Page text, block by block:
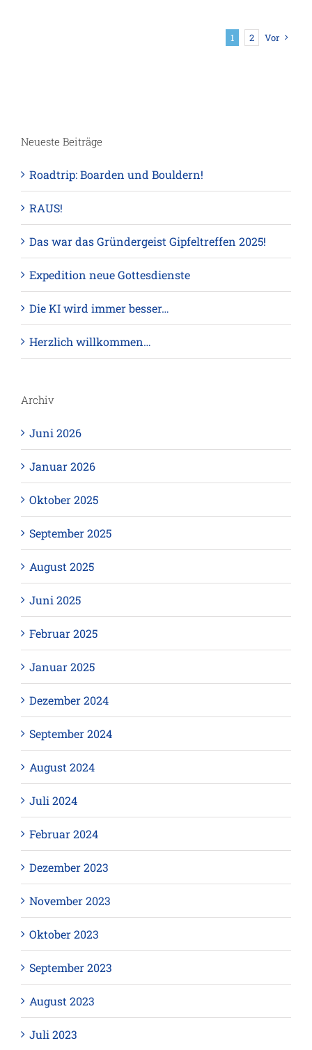
1 2 Vor
Neueste Beiträge
Roadtrip: Boarden und Bouldern!
RAUS!
Das war das Gründergeist Gipfeltreffen 2025!
Expedition neue Gottesdienste
Die KI wird immer besser…
Herzlich willkommen…
Archiv
Juni 2026
Januar 2026
Oktober 2025
September 2025
August 2025
Juni 2025
Februar 2025
Januar 2025
Dezember 2024
September 2024
August 2024
Juli 2024
Februar 2024
Dezember 2023
November 2023
Oktober 2023
September 2023
August 2023
Juli 2023